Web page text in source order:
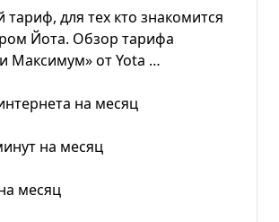
тариф, для тех кто знакомится
Йота. Обзор тарифа
Максимум» от Yota …
на месяц
на месяц
месяц